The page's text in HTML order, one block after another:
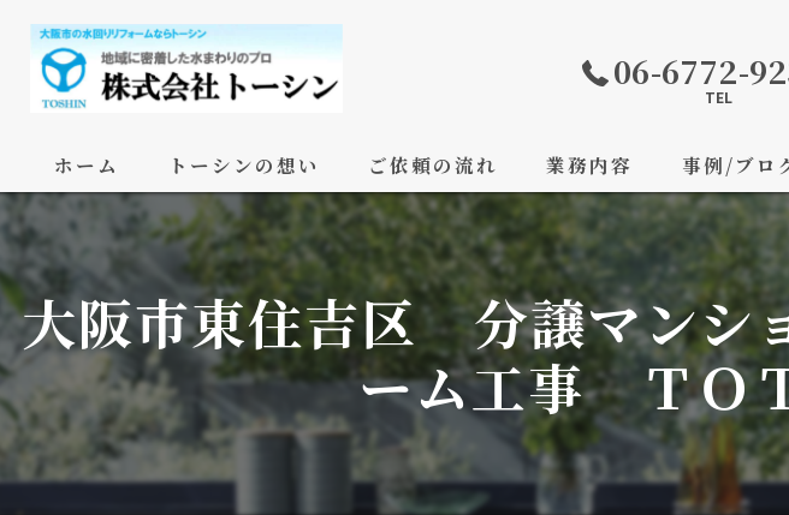
06-6772-
TEL
ホーム トーシンの想い ご依頼の流れ 業務内容 事例/ブロ
大阪市東住吉区 分譲マンシ
ーム工事 ＴＯ